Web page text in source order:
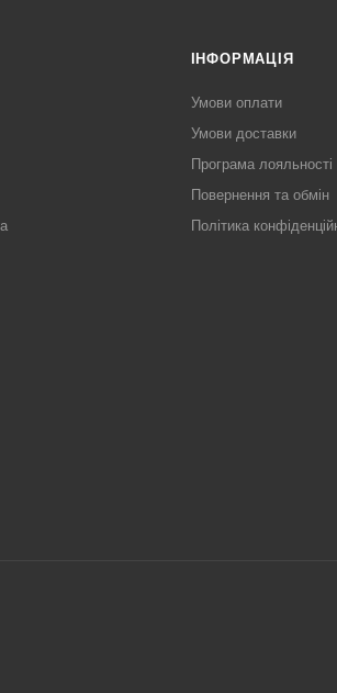
ІНФОРМАЦІЯ
Умови оплати
Умови доставки
Програма лояльності
Повернення та обмін
Політика